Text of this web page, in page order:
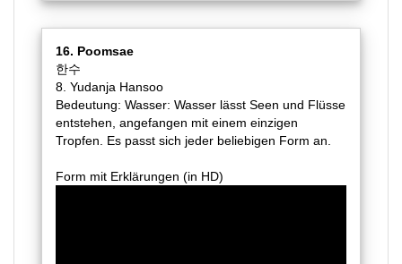
16. Poomsae
한수
8. Yudanja Hansoo
Bedeutung: Wasser: Wasser lässt Seen und Flüsse
entstehen, angefangen mit einem einzigen
Tropfen. Es passt sich jeder beliebigen Form an.
Form mit Erklärungen (in HD)